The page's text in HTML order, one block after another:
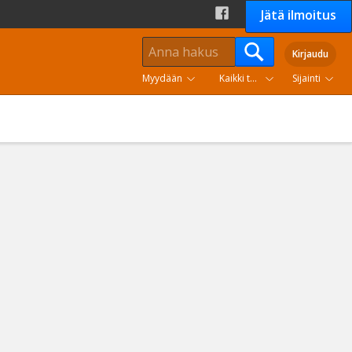
Jätä ilmoitus
Kirjaudu
Myydään
Kaikki tuoteryhmät Sijainti